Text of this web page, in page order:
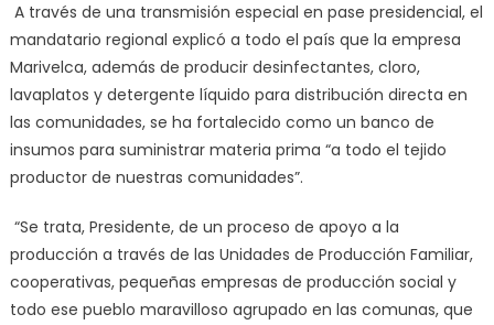
A través de una transmisión especial en pase presidencial, el
mandatario regional explicó a todo el país que la empresa
Marivelca, además de producir desinfectantes, cloro,
lavaplatos y detergente líquido para distribución directa en
las comunidades, se ha fortalecido como un banco de
insumos para suministrar materia prima “a todo el tejido
productor de nuestras comunidades”.
“Se trata, Presidente, de un proceso de apoyo a la
producción a través de las Unidades de Producción Familiar,
cooperativas, pequeñas empresas de producción social y
todo ese pueblo maravilloso agrupado en las comunas, que